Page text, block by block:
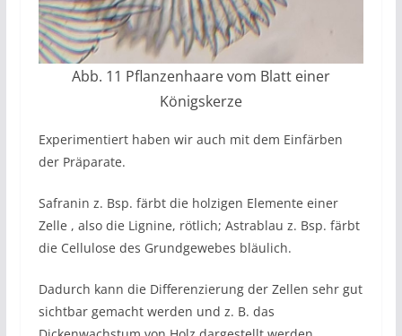
Abb. 11 Pflanzenhaare vom Blatt einer
Königskerze
Experimentiert haben wir auch mit dem Einfärben
der Präparate.
Safranin z. Bsp. färbt die holzigen Elemente einer
Zelle , also die Lignine, rötlich; Astrablau z. Bsp. färbt
die Cellulose des Grundgewebes bläulich.
Dadurch kann die Differenzierung der Zellen sehr gut
sichtbar gemacht werden und z. B. das